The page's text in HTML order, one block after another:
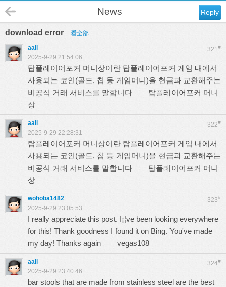
Reply
News
download error 看全部
321#
aali
2025-9-29 21:54:06
탑플레이어포커 머니상이란 탑플레이어포커 게임 내에서
사용되는 코인(골드, 칩 등 게임머니)을 현금과 교환해주는
비공식 거래 서비스를 말합니다 탑플레이어포커 머니
상
322#
aali
2025-9-29 22:28:31
탑플레이어포커 머니상이란 탑플레이어포커 게임 내에서
사용되는 코인(골드, 칩 등 게임머니)을 현금과 교환해주는
비공식 거래 서비스를 말합니다 탑플레이어포커 머니
상
323#
wohoba1482
2025-9-29 23:05:53
I really appreciate this post. I¡¦ve been looking everywhere
for this! Thank goodness I found it on Bing. You've made
my day! Thanks again vegas108
324#
aali
2025-9-29 23:40:46
bar stools that are made from stainless steel are the best